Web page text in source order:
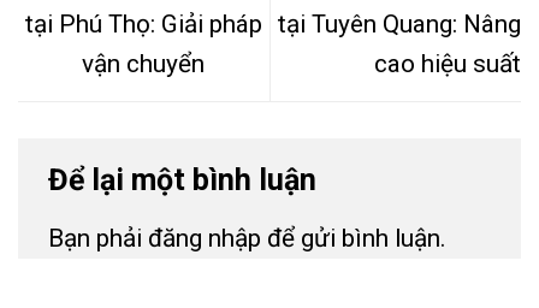
tại Phú Thọ: Giải pháp
vận chuyển
tại Tuyên Quang: Nâng
cao hiệu suất
Để lại một bình luận
Bạn phải đăng nhập để gửi bình luận.